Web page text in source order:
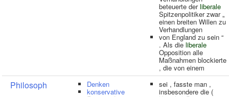
beteuerte derliberale
Spitzenpolitiker zwar „
einen breiten Willen zu
Verhandlungen
von England zu sein “
. Als die liberale
Opposition alle
Maßnahmen blockierte
, die von einem
Philosoph Denken
konservative
sei , fasste man ,
insbesondere die (